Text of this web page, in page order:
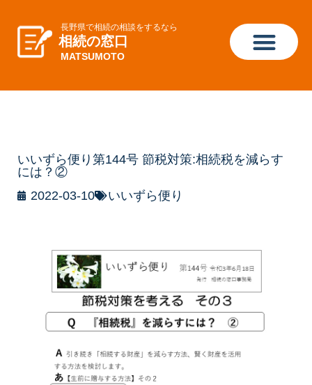
長野県で相続の相談をするなら
相続の窓口
MATSUMOTO
いいずら便り第144号 節税対策:相続税を減らす
には？②
2022-03-10
いいずら便り